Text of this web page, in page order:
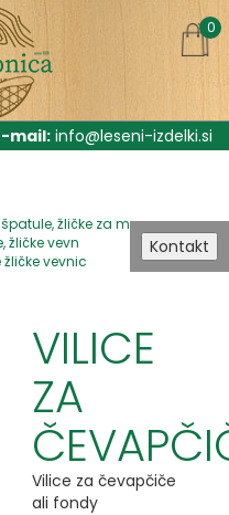
Kontakt
0
mail: info@leseni-izdelki.si
žličke za m
žličke vevn
vevnic
VILICE
ZA
Vilice za čevapčiče
ali fondy